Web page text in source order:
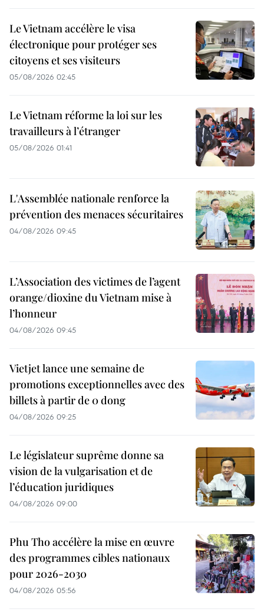
Le Vietnam accélère le visa
électronique pour protéger ses
citoyens et ses visiteurs
05/08/2026 02:45
Le Vietnam réforme la loi sur les
travailleurs à l’étranger
05/08/2026 01:41
L'Assemblée nationale renforce la
prévention des menaces sécuritaires
04/08/2026 09:45
L’Association des victimes de l’agent
orange/dioxine du Vietnam mise à
l’honneur
04/08/2026 09:45
Vietjet lance une semaine de
promotions exceptionnelles avec des
billets à partir de 0 dong
04/08/2026 09:25
Le législateur suprême donne sa
vision de la vulgarisation et de
l’éducation juridiques
04/08/2026 09:00
Phu Tho accélère la mise en œuvre
des programmes cibles nationaux
pour 2026-2030
04/08/2026 05:56